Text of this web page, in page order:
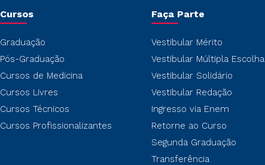
Cursos
Graduação
Pós-Graduação
Cursos de Medicina
Cursos Livres
Cursos Técnicos
Cursos Profissionalizantes
Faça Parte
Vestibular Mérito
Vestibular Múltipla Escolha
Vestibular Solidário
Vestibular Redação
Ingresso via Enem
Retorne ao Curso
Segunda Graduação
Transferência